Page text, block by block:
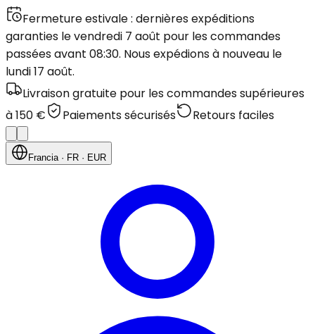
Fermeture estivale : dernières expéditions
garanties le vendredi 7 août pour les commandes
passées avant 08:30. Nous expédions à nouveau le
lundi 17 août.
Livraison gratuite pour les commandes supérieures
à 150 €
Paiements sécurisés Retours faciles
Francia· FR · EUR